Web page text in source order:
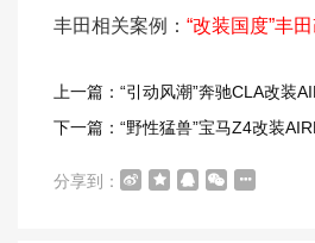
丰田相关案例： “改装国度”丰
上一篇：“引动风潮”奔驰CLA改装
下一篇：“野性猛兽”宝马Z4改装
分享到：